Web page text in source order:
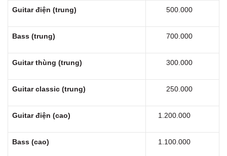
Guitar điện (trung) 500.000
Bass (trung) 700.000
Guitar thùng (trung) 300.000
Guitar classic (trung) 250.000
Guitar điện (cao) 1.200.000
Bass (cao) 1.100.000